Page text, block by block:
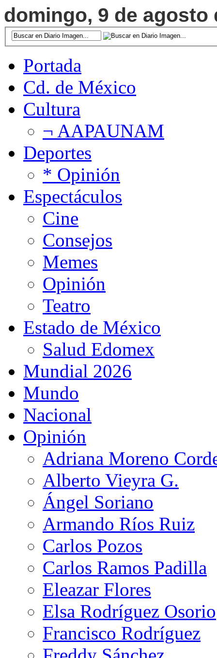
domingo, 9 de agosto
Portada
Cd. de México
Cultura
¬ AAPAUNAM
Deportes
* Opinión
Espectáculos
Cine
Consejos
Memes
Opinión
Teatro
Estado de México
Salud Edomex
Mundial 2026
Mundo
Nacional
Opinión
Adriana Moreno
Alberto Vieyra G.
Ángel Soriano
Armando Ríos Ruiz
Carlos Pozos
Carlos Ramos Padilla
Eleazar Flores
Elsa Rodríguez Osorio
Francisco Rodríguez